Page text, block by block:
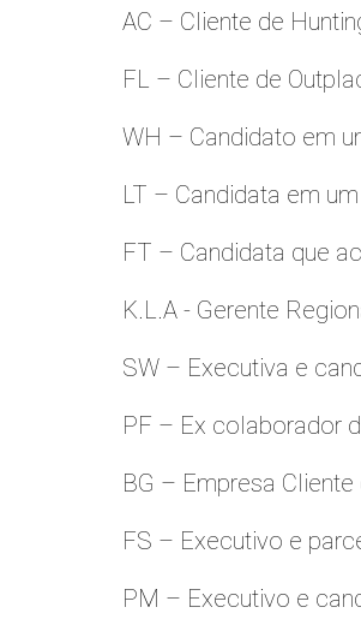
AC – Cliente de
FL – Cliente de
WH – Candidato em
LT – Candidata em
FT – Candidata que
K.L.A - Gerente
SW – Executiva e
PF – Ex colaborador
BG – Empresa Cliente
FS – Executivo e
PM – Executivo e